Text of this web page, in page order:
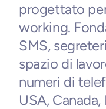
progettato
working.
SMS,
spazio di
numeri di
USA,